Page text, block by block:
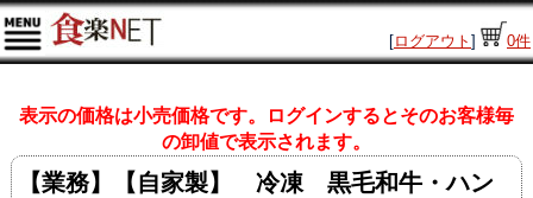
[ログアウト ] 0件
表示の価格は小売価格です。ログインするとそのお客様毎
の卸値で表示されます。
【業務】【自家製】 冷凍 黒毛和牛・ハン